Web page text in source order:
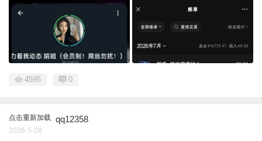
4595 0
点击重新加载 qq12358
2026-5-28